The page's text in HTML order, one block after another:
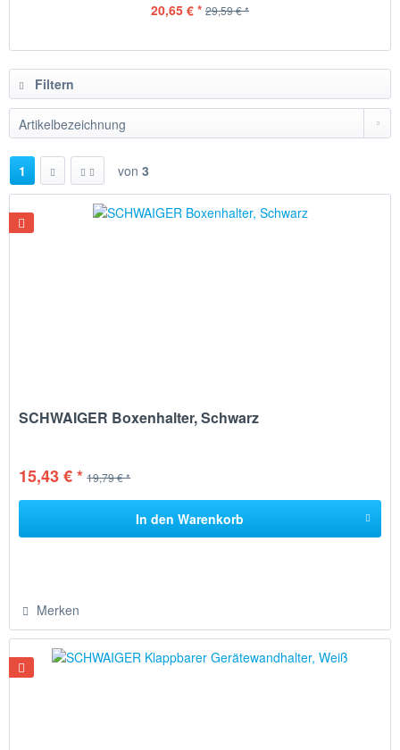
20,65 € * 29,59 € *
Filtern
1 von 3
SCHWAIGER Boxenhalter, Schwarz
15,43 € * 19,79 € *
In den Warenkorb
Merken